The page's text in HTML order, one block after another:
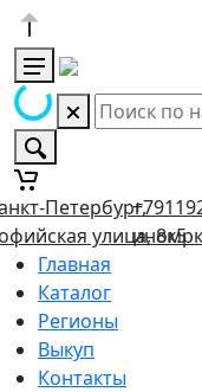
Петербург,
улица, 8к5
иномрк
Главная
Каталог
Регионы
Выкуп
Контакты